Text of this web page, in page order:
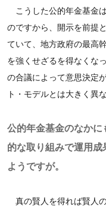
こうした公的年金基金
のですから、開示を前提
ていて、地方政府の最高
を強くせざるを得なくな
の合議によって意思決定
ト・モデルとは大きく異
公的年金基金のなか
的な取り組みで運用
ようですが。
真の賢人を得れば賢人